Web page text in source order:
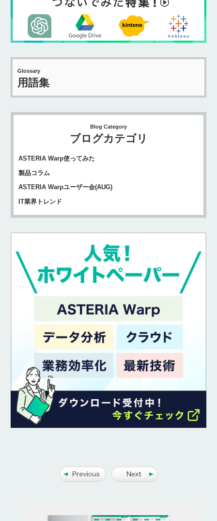
Glossary
用語集
Blog Category
ブログカテゴリ
ASTERIA Warp使ってみた
製品コラム
ASTERIA Warpユーザー会(AUG)
IT業界トレンド